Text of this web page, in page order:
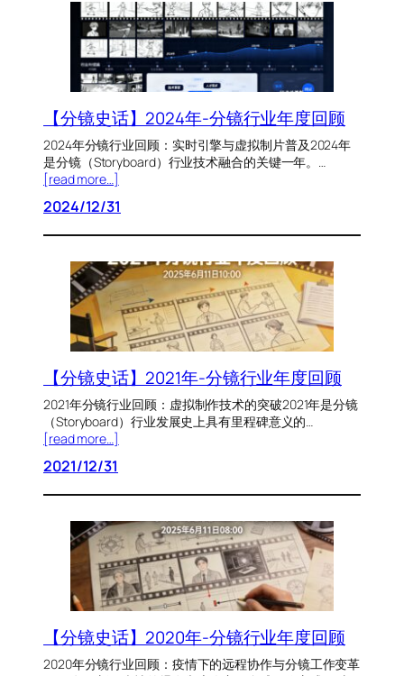
【分镜史话】2024年-分镜行业年度回顾
2024年分镜行业回顾：实时引擎与虚拟制片普及2024年
是分镜（Storyboard）行业技术融合的关键一年。…
[read more…]
2024/12/31
【分镜史话】2021年-分镜行业年度回顾
2021年分镜行业回顾：虚拟制作技术的突破2021年是分镜
（Storyboard）行业发展史上具有里程碑意义的…
[read more…]
2021/12/31
【分镜史话】2020年-分镜行业年度回顾
2020年分镜行业回顾：疫情下的远程协作与分镜工作变革